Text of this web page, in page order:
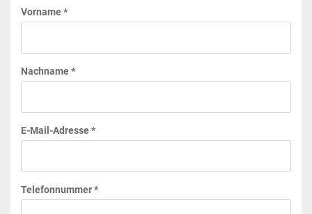
Vorname *
Nachname *
E-Mail-Adresse *
Telefonnummer *